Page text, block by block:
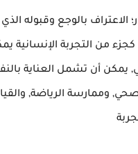
الاعتراف بالوجع وقبوله
كجزء من التجربة الإنسانية
يمكن أن تشمل العناية
وممارسة الرياضة,